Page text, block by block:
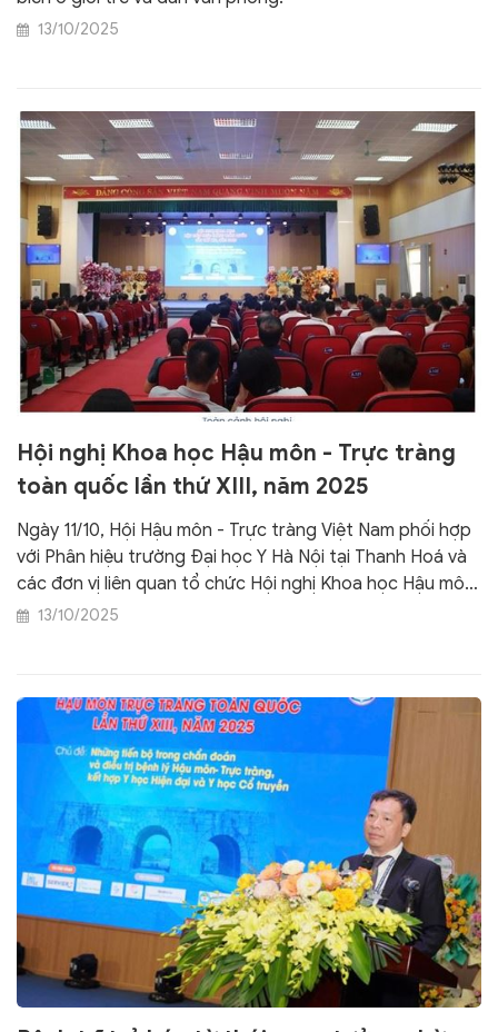
13/10/2025
Hội nghị Khoa học Hậu môn - Trực tràng
toàn quốc lần thứ XIII, năm 2025
Ngày 11/10, Hội Hậu môn - Trực tràng Việt Nam phối hợp
với Phân hiệu trường Đại học Y Hà Nội tại Thanh Hoá và
các đơn vị liên quan tổ chức Hội nghị Khoa học Hậu môn
- Trực tràng toàn quốc lần thứ XIII, năm 2025.
13/10/2025